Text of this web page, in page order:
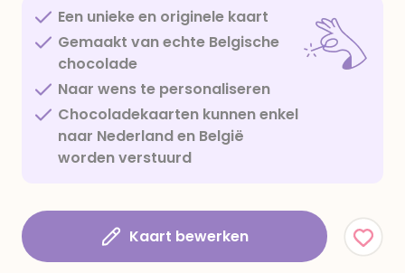
Een unieke en originele kaart
Gemaakt van echte Belgische
chocolade
Naar wens te personaliseren
Chocoladekaarten kunnen enkel
naar Nederland en België
worden verstuurd
Kaart bewerken